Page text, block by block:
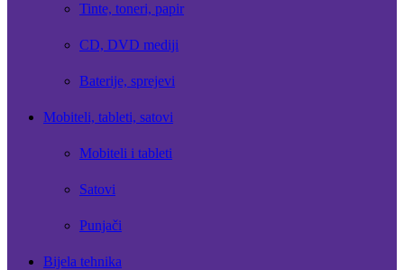
Tinte, toneri, papir
CD, DVD mediji
Baterije, sprejevi
Mobiteli, tableti, satovi
Mobiteli i tableti
Satovi
Punjači
Bijela tehnika